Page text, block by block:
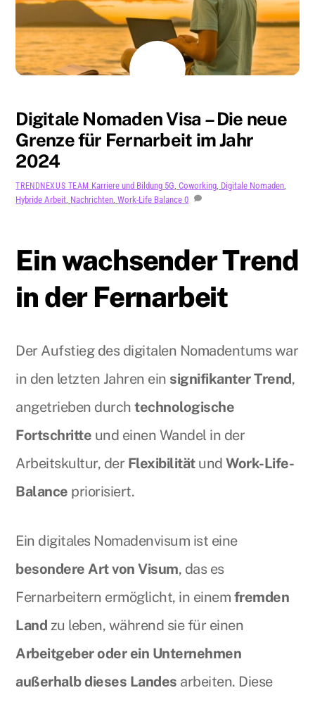
Digitale Nomaden Visa – Die neue
Grenze für Fernarbeit im Jahr
2024
TRENDNEXUS TEAM Karriere und Bildung 5G,Coworking, Digitale Nomaden,
Hybride Arbeit, Nachrichten,Work-Life Balance 0
Ein wachsender Trend
in der Fernarbeit
Der Aufstieg des digitalen Nomadentums war
in den letzten Jahren ein signifikanter Trend,
angetrieben durchtechnologische
Fortschritte und einen Wandel in der
Arbeitskultur, der FlexibilitätundWork-Life-
Balance priorisiert.
Ein digitales Nomadenvisum ist eine
besondere Art von Visum, das es
Fernarbeitern ermöglicht, in einem fremden
Land zu leben, während sie für einen
Arbeitgeber oder ein Unternehmen
außerhalb dieses Landes arbeiten. Diese